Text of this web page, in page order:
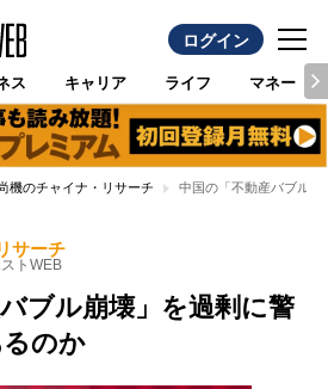
ログイン
ス キャリア ライフ マネー
機のチャイナ・リサーチ 中国の「不動産バブル
サーチ
トWEB
ブル崩壊」を過剰に警
のか